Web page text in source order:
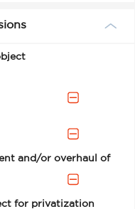
and/or overhaul of
for privatization